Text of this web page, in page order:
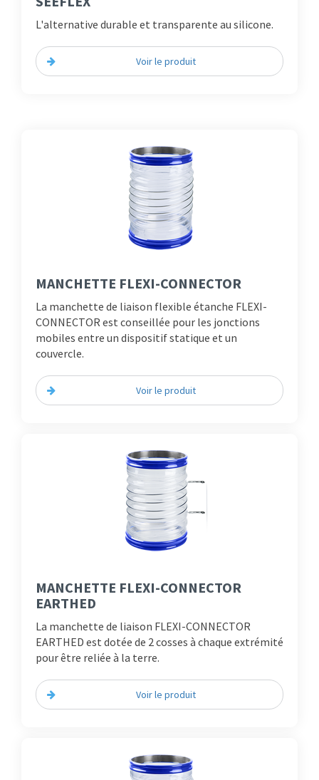
L'alternative durable et transparente au silicone.
Voir le produit
MANCHETTE FLEXI-CONNECTOR
La manchette de liaison flexible étanche FLEXI-
CONNECTOR est conseillée pour les jonctions
mobiles entre un dispositif statique et un
couvercle.
Voir le produit
MANCHETTE FLEXI-CONNECTOR
EARTHED
La manchette de liaison FLEXI-CONNECTOR
EARTHED est dotée de 2 cosses à chaque extrémité
pour être reliée à la terre.
Voir le produit